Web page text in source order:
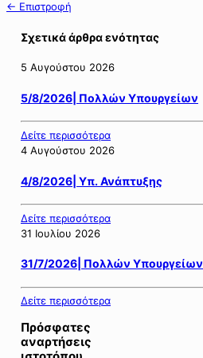
← Επιστροφή
Σχετικά άρθρα ενότητας
5 Αυγούστου 2026
5/8/2026| Πολλών Υπουργείων
Δείτε περισσότερα
4 Αυγούστου 2026
4/8/2026| Υπ. Ανάπτυξης
Δείτε περισσότερα
31 Ιουλίου 2026
31/7/2026| Πολλών Υπουργείων
Δείτε περισσότερα
Πρόσφατες
αναρτήσεις